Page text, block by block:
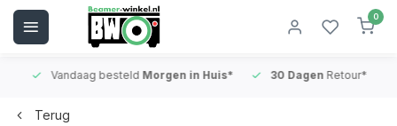
0
Vandaag besteldMorgen in Huis* 30 DagenRetour*
Terug